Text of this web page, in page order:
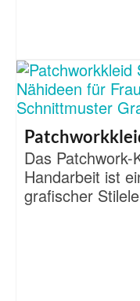
Das
Handarbeit ist
grafischer